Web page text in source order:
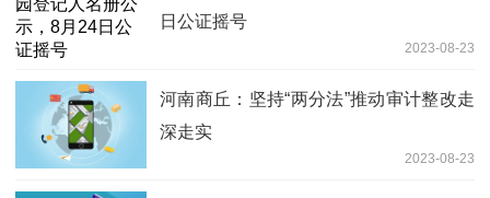
日公证摇号
2023-08-23
河南商丘：坚持“两分法”推动审计整改走
深走实
2023-08-23